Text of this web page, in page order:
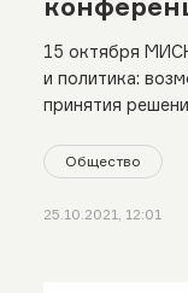
15 октября
и политика:
принятия
Общество
25.10.2021, 12:01